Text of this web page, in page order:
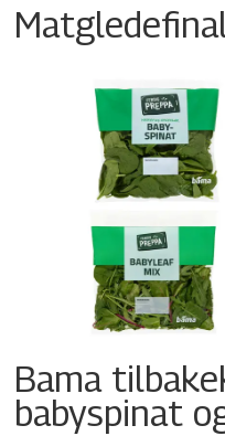
Bama
babyspinat